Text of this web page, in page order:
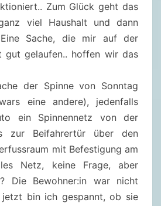
Zum Glück geht das
viel Haushalt und dann
Sache, die mir auf der
gut gelaufen.. hoffen wir das
der Spinne von Sonntag
eine andere), jedenfalls
ein Spinnennetz von der
zur Beifahrertür über den
mit Befestigung am
Netz, keine Frage, aber
Die Bewohner:in war nicht
jetzt bin ich gespannt, ob sie